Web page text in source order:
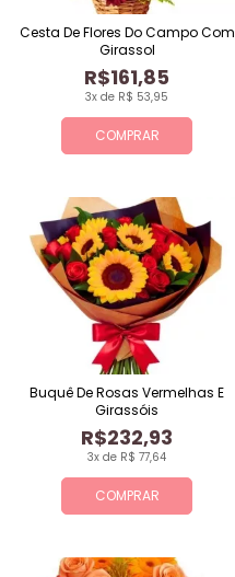
COMPRAR
3x de R$ 53,95
R$161,85
Cesta De Flores Do Campo Com
Girassol
COMPRAR
3x de R$ 77,64
R$232,93
Buquê De Rosas Vermelhas E
Girassóis